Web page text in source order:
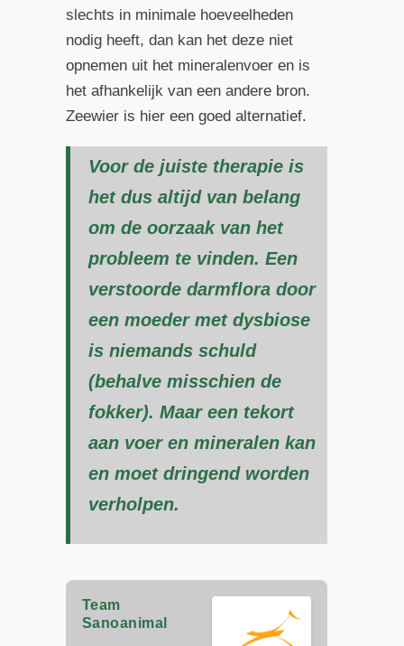
slechts in minimale hoeveelheden
nodig heeft, dan kan het deze niet
opnemen uit het mineralenvoer en is
het afhankelijk van een andere bron.
Zeewier is hier een goed alternatief.
Voor de juiste therapie is
het dus altijd van belang
om de oorzaak van het
probleem te vinden. Een
verstoorde darmflora door
een moeder met dysbiose
is niemands schuld
(behalve misschien de
fokker). Maar een tekort
aan voer en mineralen kan
en moet dringend worden
verholpen.
Team
Sanoanimal